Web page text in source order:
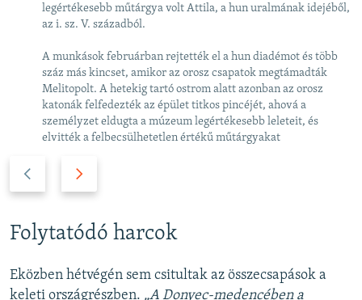
legértékesebb műtárgya volt Attila, a hun uralmának idejéből,
az i. sz. V. századból.
A munkások februárban rejtették el a hun diadémot és több
száz más kincset, amikor az orosz csapatok megtámadták
Melitopolt. A hetekig tartó ostrom alatt azonban az orosz
katonák felfedezték az épület titkos pincéjét, ahová a
személyzet eldugta a múzeum legértékesebb leleteit, és
elvitték a felbecsülhetetlen értékű műtárgyakat
v
o
u
t
Folytatódó harcok
Eközben hétvégén sem csitultak az összecsapások a
keleti országrészben. „A Donyec-medencében a